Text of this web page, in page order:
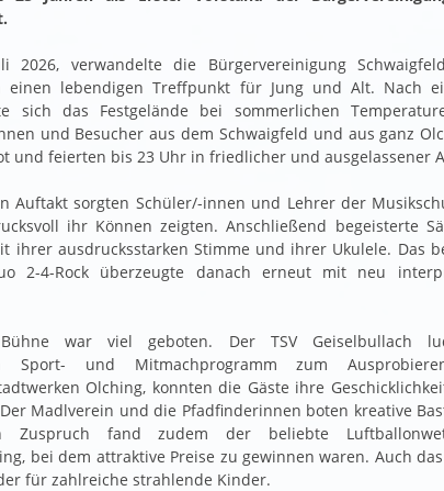
2026, verwandelte die Bürgervereinigung
einen lebendigen Treffpunkt für Jung und Alt. Nach
sich das Festgelände bei sommerlichen
und Besucher aus dem Schwaigfeld und aus ganz
und feierten bis 23 Uhr in friedlicher und ausgelassener
Auftakt sorgten Schüler/-innen und Lehrer der
ihr Können zeigten. Anschließend begeisterte
ihrer ausdrucksstarken Stimme und ihrer Ukulele. Das
2-4-Rock überzeugte danach erneut mit neu
war viel geboten. Der TSV Geiselbullach
Sport- und Mitmachprogramm zum
Olching, konnten die Gäste ihre
Madlverein und die Pfadfinderinnen boten kreative
Zuspruch fand zudem der beliebte
bei dem attraktive Preise zu gewinnen waren. Auch
für zahlreiche strahlende Kinder.